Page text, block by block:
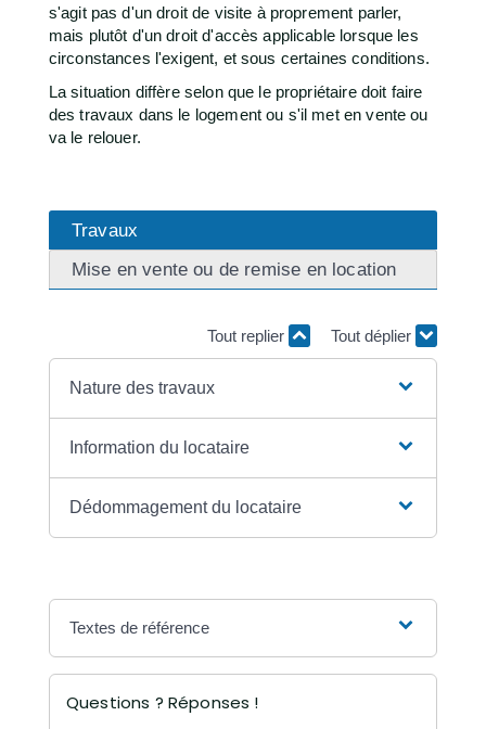
s'agit pas d'un droit de visite à proprement parler,
mais plutôt d'un droit d'accès applicable lorsque les
circonstances l'exigent, et sous certaines conditions.
La situation diffère selon que le propriétaire doit faire
des travaux dans le logement ou s'il met en vente ou
va le relouer.
Travaux
Mise en vente ou de remise en location
Tout replier Tout déplier
Nature des travaux
Information du locataire
Dédommagement du locataire
Textes de référence
Questions ? Réponses !